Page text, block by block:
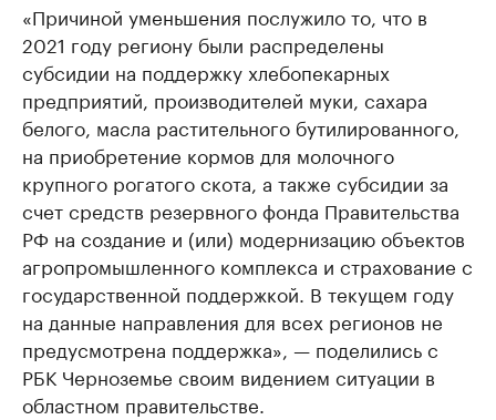
«Причиной уменьшения послужило то, что в
2021 году региону были распределены
субсидии на поддержку хлебопекарных
предприятий, производителей муки, сахара
белого, масла растительного бутилированного,
на приобретение кормов для молочного
крупного рогатого скота, а также субсидии за
счет средств резервного фонда Правительства
РФ на создание и (или) модернизацию объектов
агропромышленного комплекса и страхование с
государственной поддержкой. В текущем году
на данные направления для всех регионов не
предусмотрена поддержка», — поделились с
РБК Черноземье своим видением ситуации в
областном правительстве.